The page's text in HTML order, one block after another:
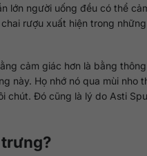
lớn người uống đều có thể
rượu xuất hiện trong
cảm giác hơn là bằng
này. Họ nhớ nó qua mùi nho
chút. Đó cũng là lý do Asti